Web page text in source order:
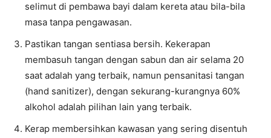
selimut di pembawa bayi dalam kereta atau bila-bila
masa tanpa pengawasan.
Pastikan tangan sentiasa bersih. Kekerapan
membasuh tangan dengan sabun dan air selama 20
saat adalah yang terbaik, namun pensanitasi tangan
(hand sanitizer), dengan sekurang-kurangnya 60%
alkohol adalah pilihan lain yang terbaik.
Kerap membersihkan kawasan yang sering disentuh